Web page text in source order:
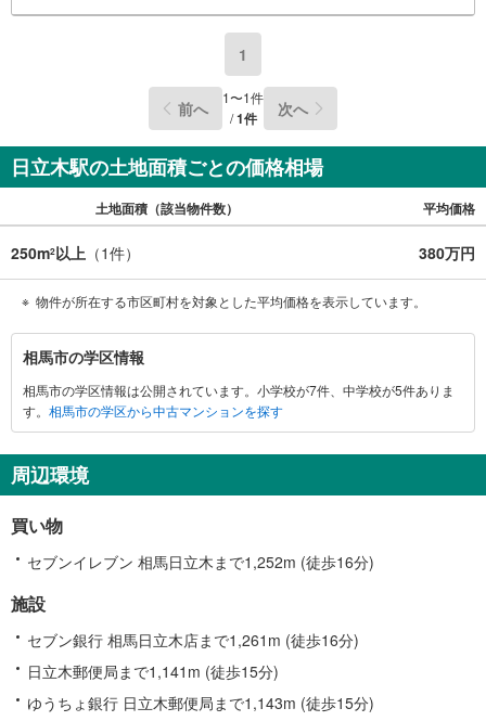
1
前へ 1〜1件
/1件 次へ
日立木駅の土地面積ごとの価格相場
土地面積（該当物件数） 平均価格
250m2以上 （1件） 380万円
物件が所在する市区町村を対象とした平均価格を表示しています。
相
馬
市
に
す
る
報
相馬市の学区情報
相馬市の学区情報は公開されています。小学校が7件、中学校が5件ありま
す。 相馬市の学区から中古マンションを探す
周辺環境
買い物
セブンイレブン 相馬日立木まで1,252m (徒歩16分)
施設
セブン銀行 相馬日立木店まで1,261m (徒歩16分)
日立木郵便局まで1,141m (徒歩15分)
ゆうちょ銀行 日立木郵便局まで1,143m (徒歩15分)